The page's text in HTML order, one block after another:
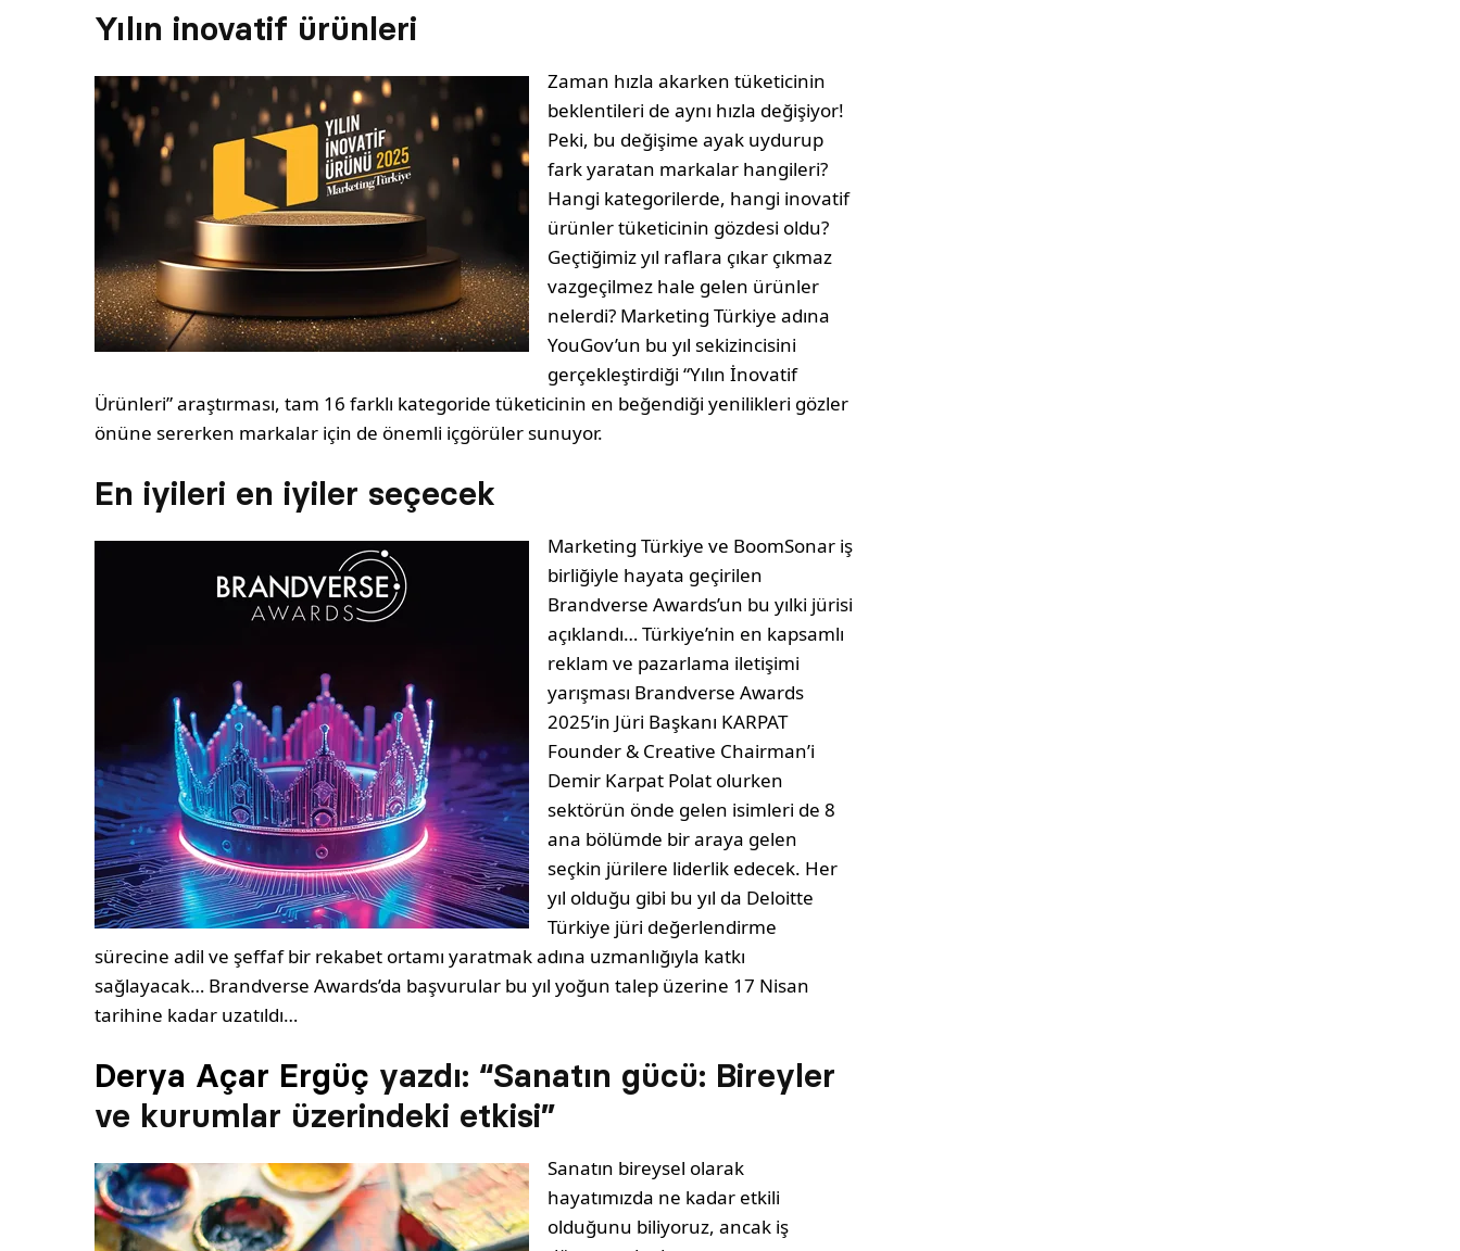
Yılın inovatif ürünleri
Zaman hızla akarken tüketicinin
beklentileri de aynı hızla değişiyor!
Peki, bu değişime ayak uydurup
fark yaratan markalar hangileri?
Hangi kategorilerde, hangi inovatif
ürünler tüketicinin gözdesi oldu?
Geçtiğimiz yıl raflara çıkar çıkmaz
vazgeçilmez hale gelen ürünler
nelerdi? Marketing Türkiye adına
YouGov’un bu yıl sekizincisini
gerçekleştirdiği “Yılın İnovatif
Ürünleri” araştırması, tam 16 farklı kategoride tüketicinin en beğendiği yenilikleri gözler
önüne sererken markalar için de önemli içgörüler sunuyor.
En iyileri en iyiler seçecek
Marketing Türkiye ve BoomSonar iş
birliğiyle hayata geçirilen
Brandverse Awards’un bu yılki jürisi
açıklandı… Türkiye’nin en kapsamlı
reklam ve pazarlama iletişimi
yarışması Brandverse Awards
2025’in Jüri Başkanı KARPAT
Founder & Creative Chairman’i
Demir Karpat Polat olurken
sektörün önde gelen isimleri de 8
ana bölümde bir araya gelen
seçkin jürilere liderlik edecek. Her
yıl olduğu gibi bu yıl da Deloitte
Türkiye jüri değerlendirme
sürecine adil ve şeffaf bir rekabet ortamı yaratmak adına uzmanlığıyla katkı
sağlayacak… Brandverse Awards’da başvurular bu yıl yoğun talep üzerine 17 Nisan
tarihine kadar uzatıldı…
Derya Açar Ergüç yazdı: “Sanatın gücü: Bireyler
ve kurumlar üzerindeki etkisi”
Sanatın bireysel olarak
hayatımızda ne kadar etkili
olduğunu biliyoruz, ancak iş